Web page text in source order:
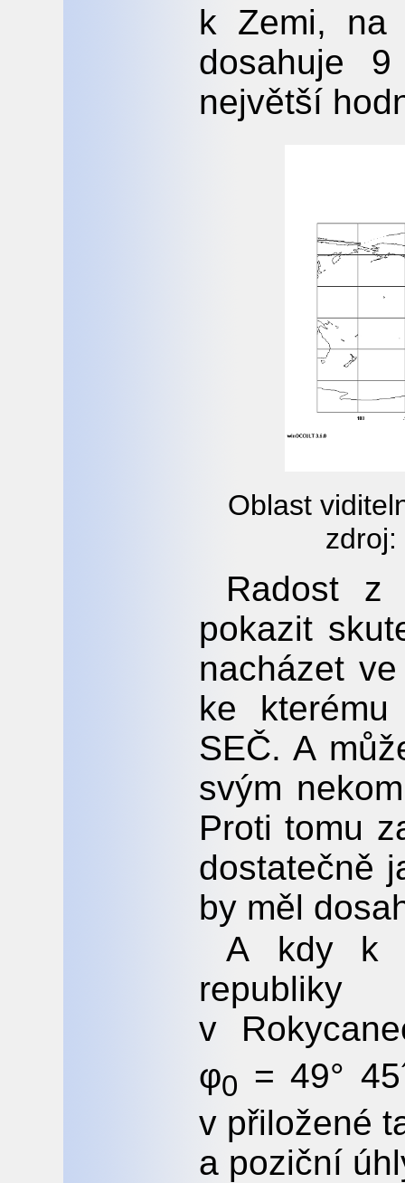
k Zemi, na
dosahuje
největší
Oblast
zdroj:
Radost z
pokazit
nacházet
ke
SEČ. A
svým
Proti tomu
dostatečně
by měl
A kdy k
v
φ0 = 49°
v přiložené
a poziční